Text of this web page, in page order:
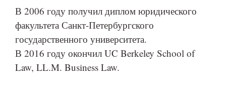
В 2006 году получил диплом юридического
факультета Санкт-Петербургского
государственного университета.
В 2016 году окончил UC Berkeley School of
Law, LL.M. Business Law.